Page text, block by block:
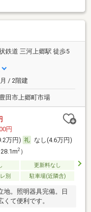
鉄道 三河上郷駅 徒歩5
/ 2階建
田市上郷町市場
円
万円)
なし(4.6万円)
2）
更新料なし
別 駐車場(近隣含)
地。照明器具完備。日
て便利です。